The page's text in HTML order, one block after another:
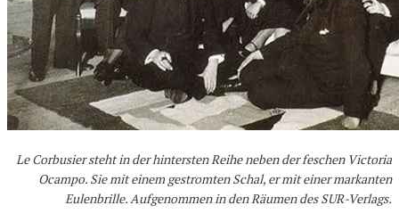
Le Corbusier steht in der hintersten Reihe neben der feschen Victoria
Ocampo. Sie mit einem gestromten Schal, er mit einer markanten
Eulenbrille. Aufgenommen in den Räumen des SUR-Verlags.